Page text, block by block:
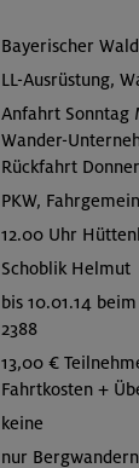
Bayerischer
LL-Ausrüstung,
Anfahrt Sonntag
Wander-
Rückfahrt
PKW,
12.00 Uhr
Schoblik Helmut
bis 10.01.14
2388
13,00 €
Fahrtkosten +
keine
nur